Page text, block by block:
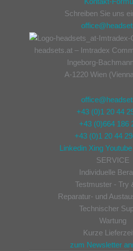
Schreiben Sie uns
headsets.at – Imtradex
Ingeborg-
A-1220 Wien
+43 (0)1 20 44
+43 (0)664 186
+43 (0)1 20 44
Linkedin Xing Youtube
SERVICE
Individuelle
Testmuster - Try
Reparatur- und
Technischer
Wartung
Kurze
zum Newsletter